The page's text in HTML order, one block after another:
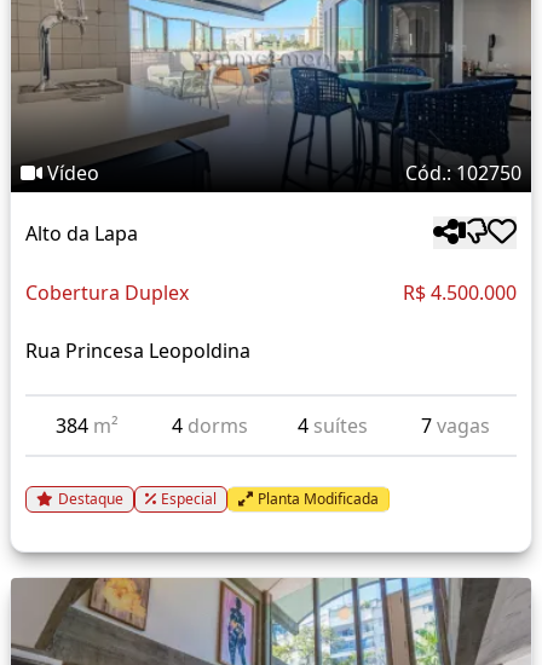
Vídeo Cód.: 102750
Alto da Lapa
Cobertura Duplex R$ 4.500.000
Rua Princesa Leopoldina
384 m² 4 dorms 4 suítes 7vagas
Destaque Especial Planta Modificada